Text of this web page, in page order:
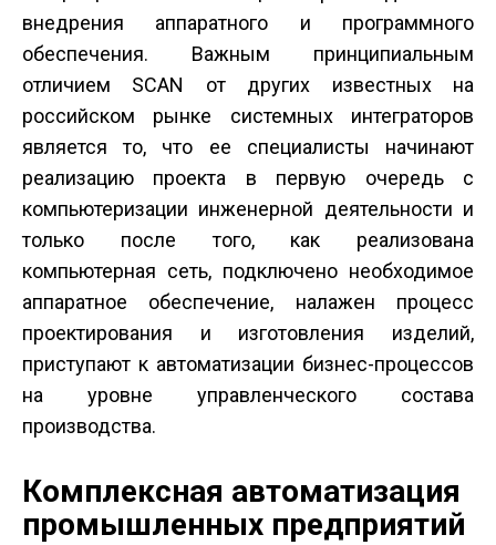
внедрения аппаратного и программного
обеспечения. Важным принципиальным
отличием SCAN от других известных на
российском рынке системных интеграторов
является то, что ее специалисты начинают
реализацию проекта в первую очередь с
компьютеризации инженерной деятельности и
только после того, как реализована
компьютерная сеть, подключено необходимое
аппаратное обеспечение, налажен процесс
проектирования и изготовления изделий,
приступают к автоматизации бизнес-процессов
на уровне управленческого состава
производства.
Комплексная автоматизация
промышленных предприятий